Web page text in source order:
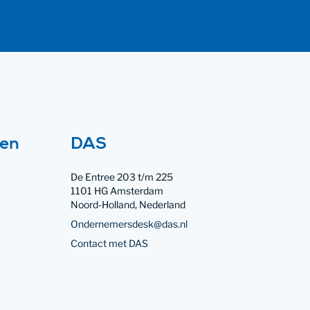
Contact met
DAS
De Entree 203 t/m 225
1101 HG Amsterdam
Noord-Holland, Nederland
Ondernemersdesk@das.nl
Contact met DAS